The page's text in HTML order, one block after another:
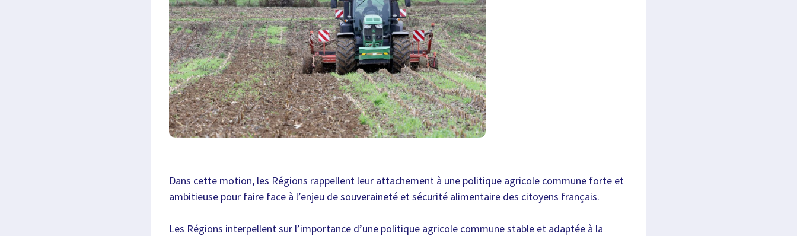
Dans cette motion, les Régions rappellent leur attachement à une politique agricole commune forte et
ambitieuse pour faire face à l’enjeu de souveraineté et sécurité alimentaire des citoyens français.
Les Régions interpellent sur l’importance d’une politique agricole commune stable et adaptée à la